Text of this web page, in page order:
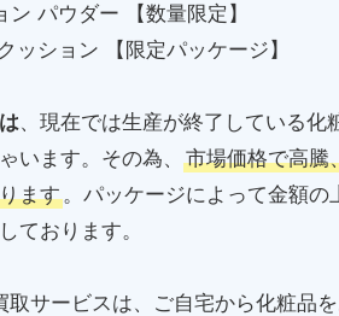
パウダー 【数量限定】
ッション 【限定パッケージ】
、現在では生産が終了している化
います。その為、
市場価格で高騰
ます。パッケージによって金額の
ております。
取サービスは、ご自宅から化粧品